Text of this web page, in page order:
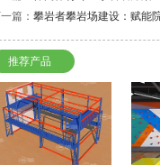
篇： 攀岩者攀岩场建设：赋能
推荐产品